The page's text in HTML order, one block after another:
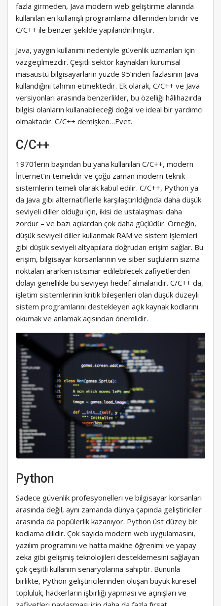
fazla girmeden, Java modern web geliştirme alanında
kullanılan en kullanışlı programlama dillerinden biridir ve
C/C++ ile benzer şekilde yapılandırılmıştır.
Java, yaygın kullanımı nedeniyle güvenlik uzmanları için
vazgeçilmezdir. Çeşitli sektör kaynakları kurumsal
masaüstü bilgisayarların yüzde 95’inden fazlasının Java
kullandığını tahmin etmektedir. Ek olarak, C/C++ ve Java
versiyonları arasında benzerlikler, bu özelliği hâlihazırda
bilgisi olanların kullanabileceği doğal ve ideal bir yardımcı
olmaktadır. C/C++ demişken…Evet.
C/C++
1970’lerin başından bu yana kullanılan C/C++, modern
İnternet’in temelidir ve çoğu zaman modern teknik
sistemlerin temeli olarak kabul edilir. C/C++, Python ya
da Java gibi alternatiflerle karşılaştırıldığında daha düşük
seviyeli diller olduğu için, ikisi de ustalaşması daha
zordur – ve bazı açılardan çok daha güçlüdür. Örneğin,
düşük seviyeli diller kullanmak RAM ve sistem işlemleri
gibi düşük seviyeli altyapılara doğrudan erişim sağlar. Bu
erişim, bilgisayar korsanlarının ve siber suçluların sızma
noktaları ararken istismar edilebilecek zafiyetlerden
dolayı genellikle bu seviyeyi hedef almalarıdır. C/C++ da,
işletim sistemlerinin kritik bileşenleri olan düşük düzeyli
sistem programlarını destekleyen açık kaynak kodlarını
okumak ve anlamak açısından önemlidir.
Python
Sadece güvenlik profesyonelleri ve bilgisayar korsanları
arasında değil, aynı zamanda dünya çapında geliştiriciler
arasında da popülerlik kazanıyor. Python üst düzey bir
kodlama dilidir. Çok sayıda modern web uygulamasını,
yazılım programını ve hatta makine öğrenimi ve yapay
zeka gibi gelişmiş teknolojileri desteklemesini sağlayan
çok çeşitli kullanım senaryolarına sahiptir. Bununla
birlikte, Python geliştiricilerinden oluşan büyük küresel
topluluk, hackerların işbirliği yapması ve açınışları ve